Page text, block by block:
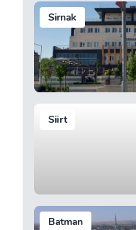
Sirnak
Siirt
Batman